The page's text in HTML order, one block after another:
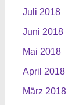
Juli 2018
Juni 2018
Mai 2018
April 2018
März 2018